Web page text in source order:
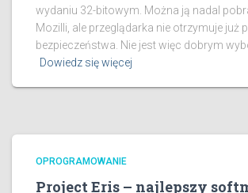
wydaniu 32-bitowym. Można ją nadal
Mozilli, ale przeglądarka nie otrzymuje już
bezpieczeństwa. Nie jest więc dobrym
Dowiedz się więcej
OPROGRAMOWANIE
Project Eris – najlepszy